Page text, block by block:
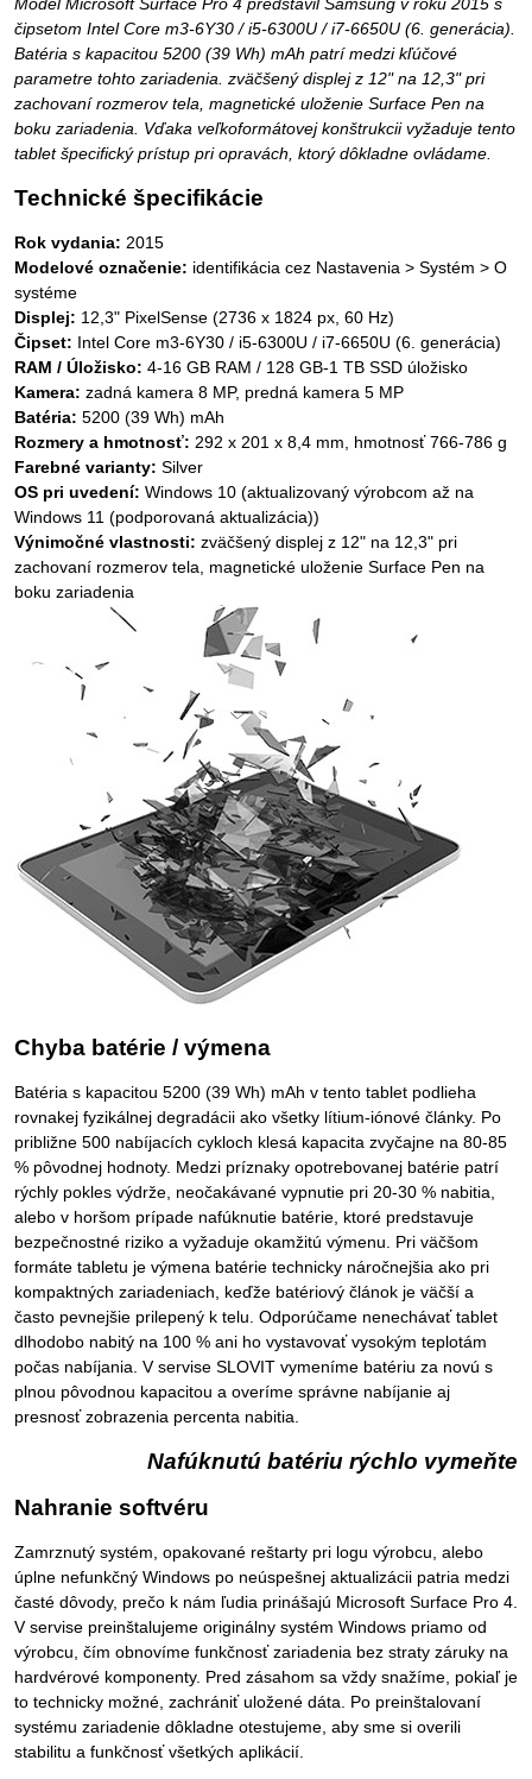
čipsetom Intel Core m3-6Y30 / i5-6300U / i7-6650U (6. generácia).
Batéria s kapacitou 5200 (39 Wh) mAh patrí medzi kľúčové
parametre tohto zariadenia. zväčšený displej z 12" na 12,3" pri
zachovaní rozmerov tela, magnetické uloženie Surface Pen na
boku zariadenia. Vďaka veľkoformátovej konštrukcii vyžaduje tento
tablet špecifický prístup pri opravách, ktorý dôkladne ovládame.
Technické špecifikácie
Rok vydania: 2015
Modelové označenie: identifikácia cez Nastavenia > Systém > O
systéme
Displej: 12,3" PixelSense (2736 x 1824 px, 60 Hz)
Čipset: Intel Core m3-6Y30 / i5-6300U / i7-6650U (6. generácia)
RAM / Úložisko: 4-16 GB RAM / 128 GB-1 TB SSD úložisko
Kamera: zadná kamera 8 MP, predná kamera 5 MP
Batéria: 5200 (39 Wh) mAh
Rozmery a hmotnosť: 292 x 201 x 8,4 mm, hmotnosť 766-786 g
Farebné varianty: Silver
OS pri uvedení: Windows 10 (aktualizovaný výrobcom až na
Windows 11 (podporovaná aktualizácia))
Výnimočné vlastnosti: zväčšený displej z 12" na 12,3" pri
zachovaní rozmerov tela, magnetické uloženie Surface Pen na
boku zariadenia
Chyba batérie / výmena
Batéria s kapacitou 5200 (39 Wh) mAh v tento tablet podlieha
rovnakej fyzikálnej degradácii ako všetky lítium-iónové články. Po
približne 500 nabíjacích cykloch klesá kapacita zvyčajne na 80-85
% pôvodnej hodnoty. Medzi príznaky opotrebovanej batérie patrí
rýchly pokles výdrže, neočakávané vypnutie pri 20-30 % nabitia,
alebo v horšom prípade nafúknutie batérie, ktoré predstavuje
bezpečnostné riziko a vyžaduje okamžitú výmenu. Pri väčšom
formáte tabletu je výmena batérie technicky náročnejšia ako pri
kompaktných zariadeniach, keďže batériový článok je väčší a
často pevnejšie prilepený k telu. Odporúčame nenechávať tablet
dlhodobo nabitý na 100 % ani ho vystavovať vysokým teplotám
počas nabíjania. V servise SLOVIT vymeníme batériu za novú s
plnou pôvodnou kapacitou a overíme správne nabíjanie aj
presnosť zobrazenia percenta nabitia.
Nafúknutú batériu rýchlo vymeňte
Nahranie softvéru
Zamrznutý systém, opakované reštarty pri logu výrobcu, alebo
úplne nefunkčný Windows po neúspešnej aktualizácii patria medzi
časté dôvody, prečo k nám ľudia prinášajú Microsoft Surface Pro 4.
V servise preinštalujeme originálny systém Windows priamo od
výrobcu, čím obnovíme funkčnosť zariadenia bez straty záruky na
hardvérové komponenty. Pred zásahom sa vždy snažíme, pokiaľ je
to technicky možné, zachrániť uložené dáta. Po preinštalovaní
systému zariadenie dôkladne otestujeme, aby sme si overili
stabilitu a funkčnosť všetkých aplikácií.